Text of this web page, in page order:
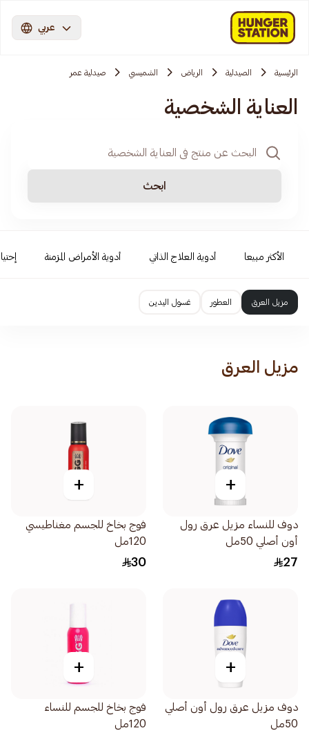
عربي
الرئيسية الصيدلية الرياض الشميسي صيدلية عمر
العناية الشخصية
ابحث
الأكثر مبيعا أدوية العلاج الذاتي أدوية الأمراض المزمنة
مزيل العرق العطور غسول اليدين
مزيل العرق
+
دوف للنساء مزيل عرق رول
أون أصلي 50مل
27
+
فوج بخاخ للجسم مغناطيسي
120مل
30
+
دوف مزيل عرق رول أون أصلي
50مل
+
فوج بخاخ للجسم للنساء
120مل